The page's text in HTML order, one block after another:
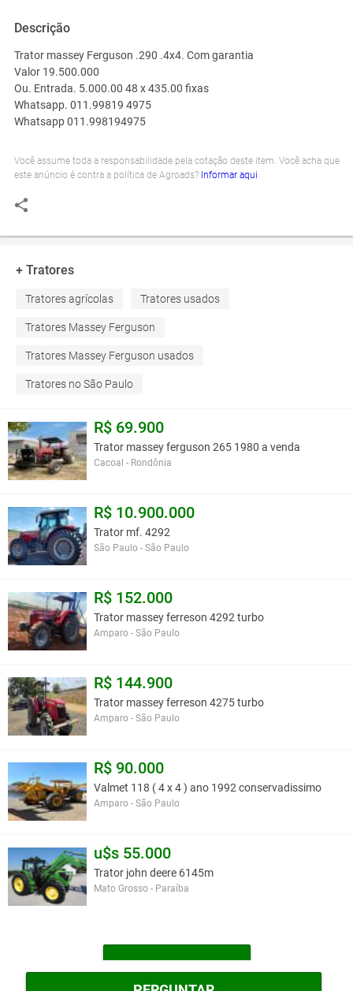
Descrição
Trator massey Ferguson .290 .4x4. Com garantia
Valor 19.500.000
Ou. Entrada. 5.000.00 48 x 435.00 fixas
Whatsapp. 011.99819 4975
Whatsapp 011.998194975
Você assume toda a responsabilidade pela cotação deste item. Você acha que
este anúncio é contra a política de Agroads? Informar aqui
+ Tratores
Tratores agrícolas Tratores usados
Tratores Massey Ferguson
Tratores Massey Ferguson usados
Tratores no São Paulo
R$ 69.900
Trator massey ferguson 265 1980 a venda
Cacoal - Rondônia
R$ 10.900.000
Trator mf. 4292
São Paulo - São Paulo
R$ 152.000
Trator massey ferreson 4292 turbo
Amparo - São Paulo
R$ 144.900
Trator massey ferreson 4275 turbo
Amparo - São Paulo
R$ 90.000
Valmet 118 ( 4 x 4 ) ano 1992 conservadissimo
Amparo - São Paulo
u$s 55.000
Trator john deere 6145m
Mato Grosso - Paraíba